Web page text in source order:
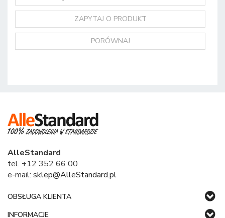
ZAPYTAJ O PRODUKT
PORÓWNAJ
AlleStandard
tel. +12 352 66 00
e-mail: sklep@AlleStandard.pl
OBSŁUGA KLIENTA
INFORMACJE